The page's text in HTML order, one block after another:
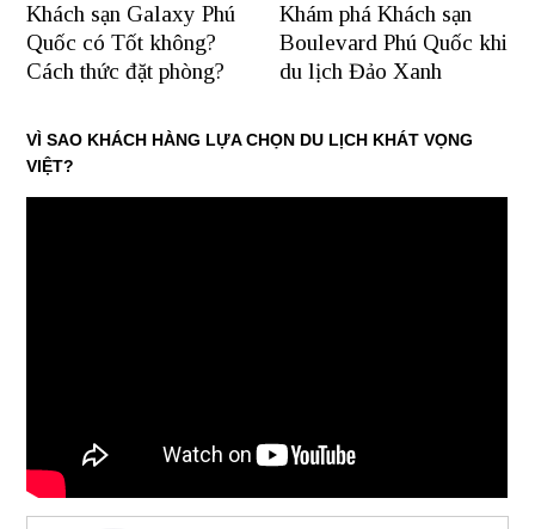
Khách sạn Galaxy Phú
Quốc có Tốt không?
Cách thức đặt phòng?
Khám phá Khách sạn
Boulevard Phú Quốc khi
du lịch Đảo Xanh
VÌ SAO KHÁCH HÀNG LỰA CHỌN DU LỊCH KHÁT VỌNG
VIỆT?